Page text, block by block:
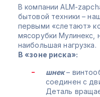
В компании ALM-
бытовой техники –
первыми «слетают»
мясорубки Мулинекс,
наибольшая нагрузка.
В «зоне риска»:
шнек–
соединен с
Деталь